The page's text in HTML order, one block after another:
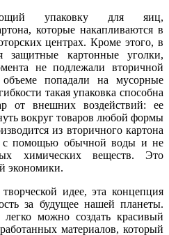
упаковку для яиц,
которые накапливаются в
центрах. Кроме этого, в
защитные картонные уголки,
не подлежали вторичной
попадали на мусорные
такая упаковка способна
от внешних воздействий: ее
вокруг товаров любой формы
из вторичного картона
с помощью обычной воды и не
химических веществ. Это
экономики.
идее, эта концепция
за будущее нашей планеты.
легко можно создать красивый
материалов, который